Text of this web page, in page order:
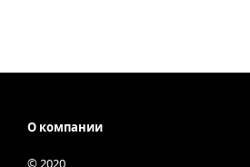
О компании
© 2020